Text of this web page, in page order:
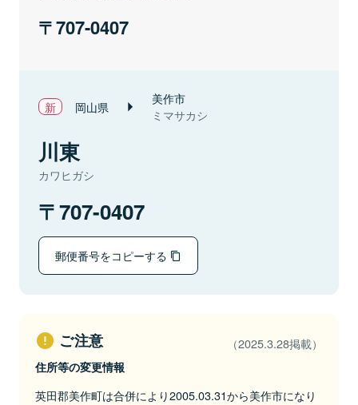
707-0407
岡山県 美作市
ミマサカシ
川東
カワヒガシ
707-0407
郵便番号をコピーする
ご注意 （2025.3.28掲載）
住所等の変更情報
英田郡美作町は合併により2005.03.31から美作市になり